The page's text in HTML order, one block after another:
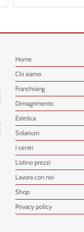
Home
Chi siamo
Franchising
Dimagrimento
Estetica
Solarium
I centri
Listino prezzi
Lavora con noi
Shop
Privacy policy